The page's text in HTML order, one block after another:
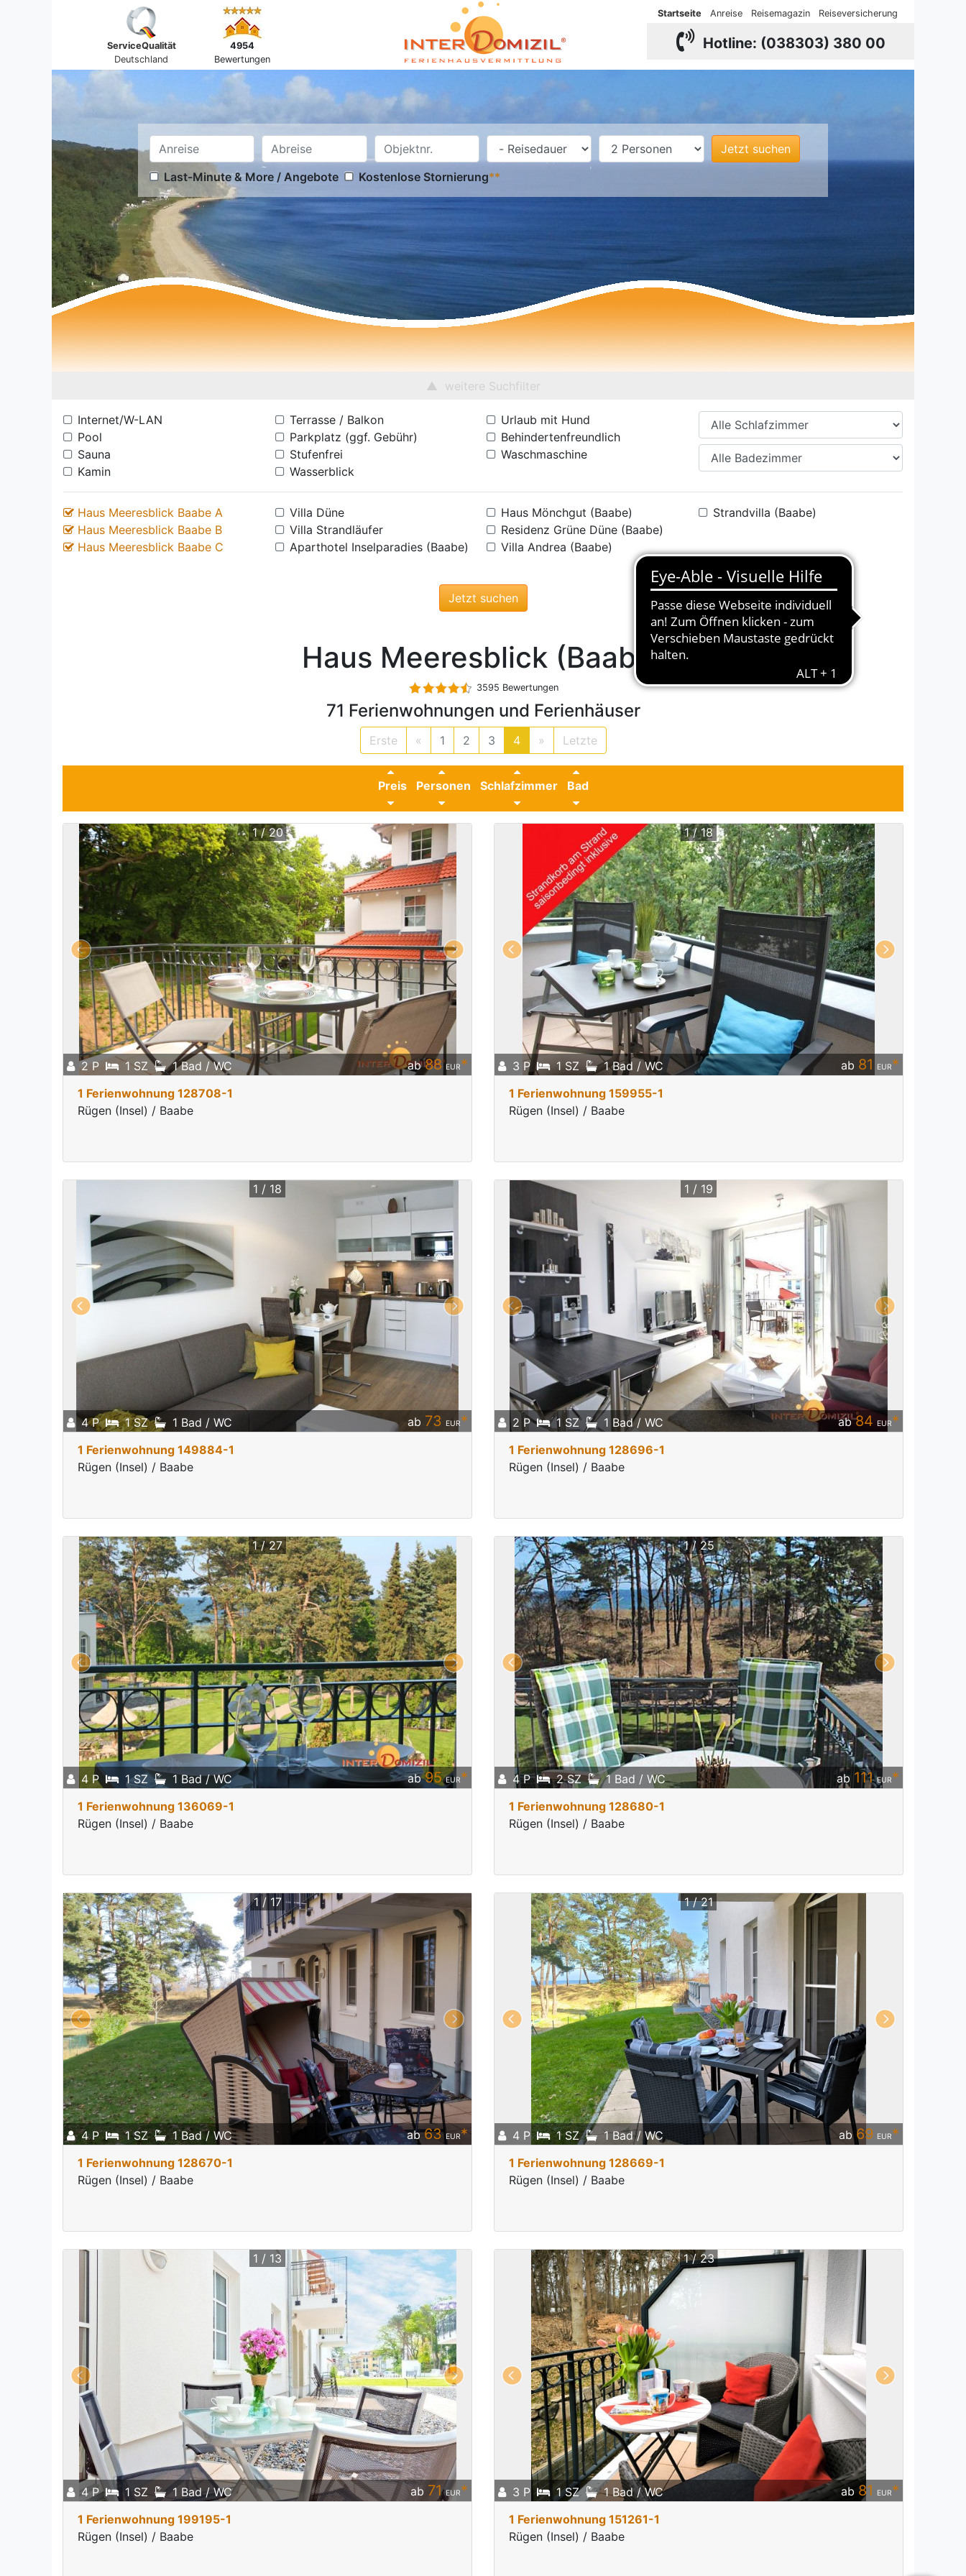
ServiceQualität
Deutschland
4954
Bewertungen
Startseite Anreise Reisemagazin Reiseversicherung
Hotline: (038303) 380 00
Last-Minute & More / Angebote Kostenlose Stornierung**
weitere Suchfilter
Internet/W-LAN
Pool
Sauna
Kamin
Terrasse / Balkon
Parkplatz (ggf. Gebühr)
Stufenfrei
Wasserblick
Urlaub mit Hund
Behindertenfreundlich
Waschmaschine
Haus Meeresblick Baabe A
Haus Meeresblick Baabe B
Haus Meeresblick Baabe C
Villa Düne
Villa Strandläufer
Aparthotel Inselparadies (Baabe)
Haus Mönchgut (Baabe)
Residenz Grüne Düne (Baabe)
Villa Andrea (Baabe)
Strandvilla (Baabe)
Haus Meeresblick (Baabe)
3595 Bewertungen
71 Ferienwohnungen und Ferienhäuser
Erste « 1 2 3 4 » Letzte
Preis Personen Schlafzimmer Bad
2 P 1 SZ 1 Bad / WC ab88 EUR*
1 / 20
1 Ferienwohnung 128708-1
Rügen (Insel) / Baabe
3 P 1 SZ 1 Bad / WC ab 81 EUR*
1 / 18
1 Ferienwohnung 159955-1
Rügen (Insel) / Baabe
4 P 1 SZ 1 Bad / WC ab 73 EUR*
1 / 18
1 Ferienwohnung 149884-1
Rügen (Insel) / Baabe
2 P 1 SZ 1 Bad / WC ab84 EUR*
1 / 19
1 Ferienwohnung 128696-1
Rügen (Insel) / Baabe
4 P 1 SZ 1 Bad / WC ab95 EUR*
1 / 27
1 Ferienwohnung 136069-1
Rügen (Insel) / Baabe
4 P 2 SZ 1 Bad / WC ab 111 EUR*
1 / 25
1 Ferienwohnung 128680-1
Rügen (Insel) / Baabe
4 P 1 SZ 1 Bad / WC ab63 EUR*
1 / 17
1 Ferienwohnung 128670-1
Rügen (Insel) / Baabe
4 P 1 SZ 1 Bad / WC ab69 EUR*
1 / 21
1 Ferienwohnung 128669-1
Rügen (Insel) / Baabe
4 P 1 SZ 1 Bad / WC ab 71 EUR*
1 / 13
1 Ferienwohnung 199195-1
Rügen (Insel) / Baabe
3 P 1 SZ 1 Bad / WC ab 81 EUR*
1 / 23
1 Ferienwohnung 151261-1
Rügen (Insel) / Baabe